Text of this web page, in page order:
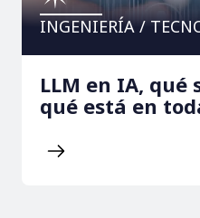
INGENIERÍA /
LLM en IA,
qué está en